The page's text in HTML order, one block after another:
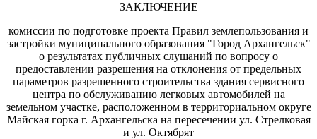
ЗАКЛЮЧЕНИЕ
комиссии по подготовке проекта Правил землепользования и
застройки муниципального образования "Город Архангельск"
о результатах публичных слушаний по вопросу о
предоставлении разрешения на отклонения от предельных
параметров разрешенного строительства здания сервисного
центра по обслуживанию легковых автомобилей на
земельном участке, расположенном в территориальном округе
Майская горка г. Архангельска на пересечении ул. Стрелковая
и ул. Октябрят